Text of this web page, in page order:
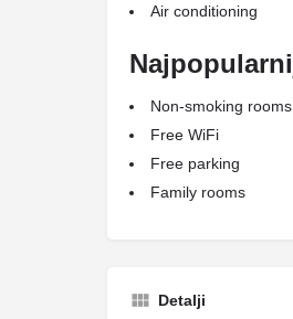
Air conditioning
Non-smoking rooms
Free WiFi
Free parking
Family rooms
Detalji